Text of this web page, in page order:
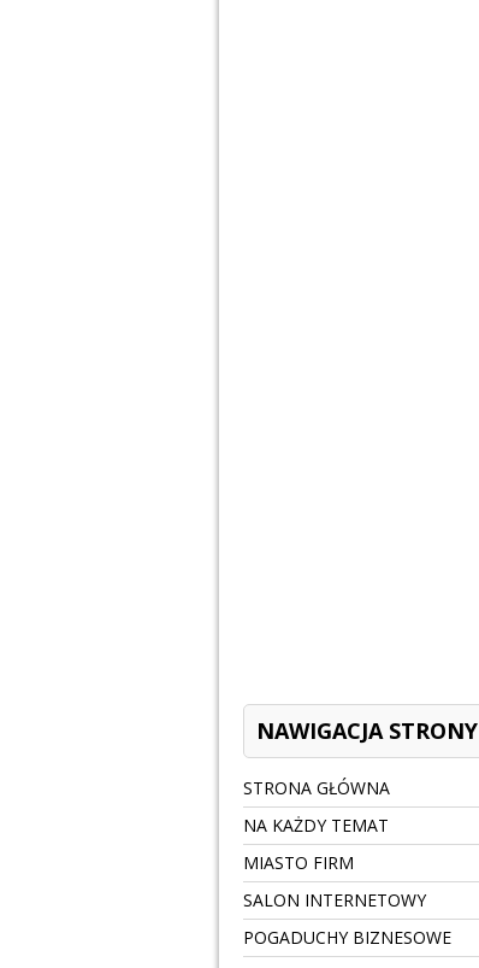
NAWIGACJA STRONY
STRONA GŁÓWNA
NA KAŻDY TEMAT
MIASTO FIRM
SALON INTERNETOWY
POGADUCHY BIZNESOWE